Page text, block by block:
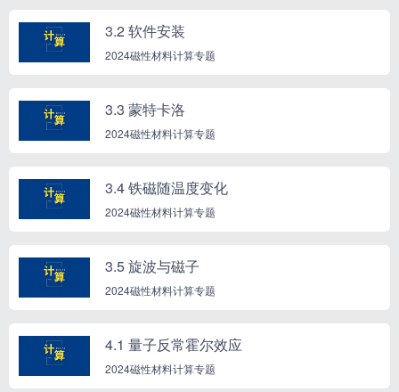
3.2 软件安装
2024磁性材料计算专题
3.3 蒙特卡洛
2024磁性材料计算专题
3.4 铁磁随温度变化
2024磁性材料计算专题
3.5 旋波与磁子
2024磁性材料计算专题
4.1 量子反常霍尔效应
2024磁性材料计算专题